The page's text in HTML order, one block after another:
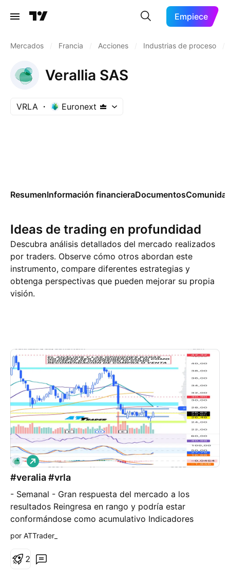
Empiece
Mercados Francia Acciones Industrias de proceso
Verallia SAS
VRLA Euronext
ResumenInformación financieraDocumentos
Ideas de trading en profundidad
Descubra análisis detallados del mercado realizados
por traders. Observe cómo otros abordan este
instrumento, compare diferentes estrategias y
obtenga perspectivas que pueden mejorar su propia
visión.
#veralia #vrla
- Semanal - Gran respuesta del mercado a los
resultados Reingresa en rango y podría estar
conformándose como acumulativo Indicadores
“positivos” para continuidad
L
a
r
o
por ATTrader_
2